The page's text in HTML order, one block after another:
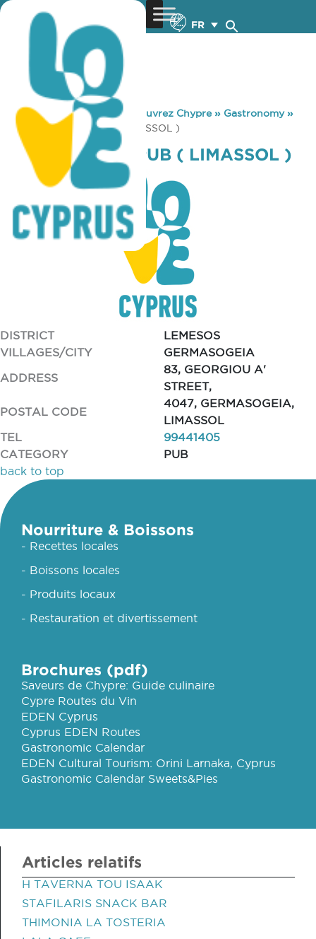
FR
You are here: Home »Découvrez Chypre» Gastronomy»
WELCOME INN PUB ( LIMASSOL )
WELCOME INN PUB ( LIMASSOL )
DISTRICT
LEMESOS
VILLAGES/CITY
GERMASOGEIA
ADDRESS
83, GEORGIOU A'
STREET,
POSTAL CODE
4047, GERMASOGEIA,
LIMASSOL
TEL
99441405
CATEGORY
PUB
back to top
Nourriture & Boissons
- Recettes locales
- Boissons locales
- Produits locaux
- Restauration et divertissement
Brochures (pdf)
Saveurs de Chypre: Guide culinaire
Cypre Routes du Vin
EDEN Cyprus
Cyprus EDEN Routes
Gastronomic Calendar
EDEN Cultural Tourism: Orini Larnaka, Cyprus
Gastronomic Calendar Sweets&Pies
Articles relatifs
H TAVERNA TOU ISAAK
STAFILARIS SNACK BAR
THIMONIA LA TOSTERIA